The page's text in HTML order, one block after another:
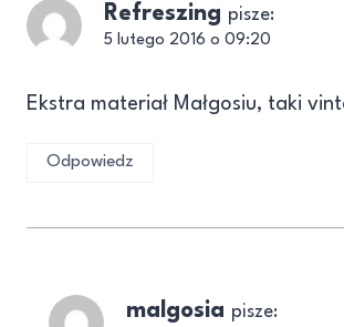
Refreszing pisze:
5 lutego 2016 o 09:20
Ekstra materiał Małgosiu, taki
Odpowiedz
malgosia pisze: